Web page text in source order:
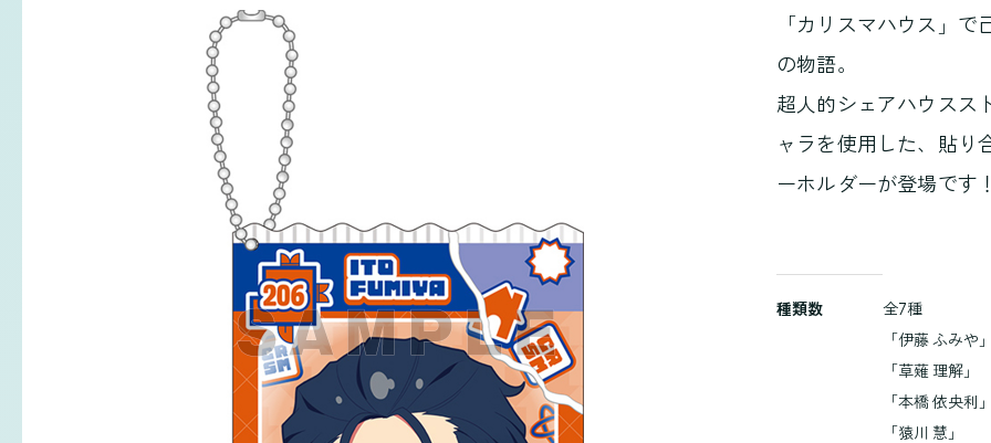
「カリスマハウス」
の物語。
超人的シェアハウスス
ャラを使用した、貼り
ーホルダーが登場で
種類数
全7種
「伊藤 ふみや
「草薙 理解」
「本橋 依央利
「猿川 慧」